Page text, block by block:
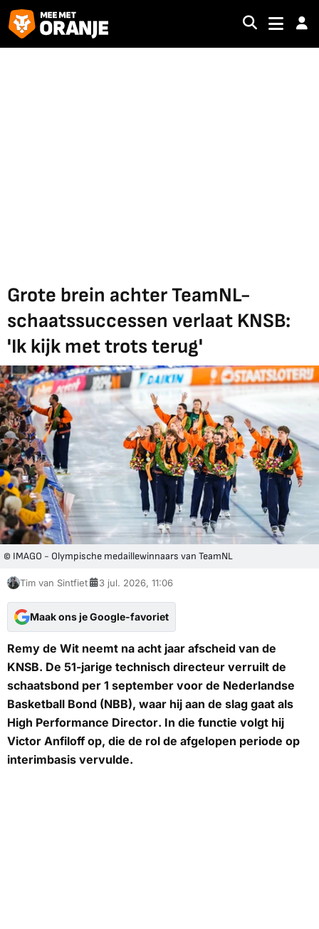
Grote brein achter TeamNL-
schaatssuccessen verlaat KNSB:
'Ik kijk met trots terug'
© IMAGO - Olympische medaillewinnaars van TeamNL
Tim van Sintfiet 3 jul. 2026, 11:06
Maak ons je Google-favoriet
Remy de Wit neemt na acht jaar afscheid van de
KNSB. De 51-jarige technisch directeur verruilt de
schaatsbond per 1 september voor de Nederlandse
Basketball Bond (NBB), waar hij aan de slag gaat als
High Performance Director. In die functie volgt hij
Victor Anfiloff op, die de rol de afgelopen periode op
interimbasis vervulde.